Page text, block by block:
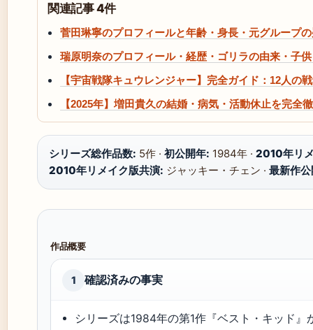
関連記事 4件
菅田琳寧のプロフィールと年齢・身長・元グループ
瑞原明奈のプロフィール・経歴・ゴリラの由来・子
【宇宙戦隊キュウレンジャー】完全ガイド：12人の
【2025年】増田貴久の結婚・病気・活動休止を完
シリーズ総作品数: 5作 · 初公開年: 1984年 · 2010年リ
2010年リメイク版共演: ジャッキー・チェン · 最新作
作品概要
1 確認済みの事実
シリーズは1984年の第1作『ベスト・キッド』